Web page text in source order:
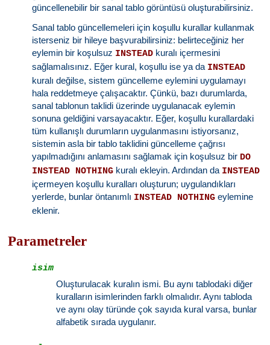
güncellenebilir bir sanal tablo görüntüsü oluşturabilirsiniz.
Sanal tablo güncellemeleri için koşullu kurallar kullanmak
isterseniz bir hileye başvurabilirsiniz: belirteceğiniz her
eylemin bir koşulsuz INSTEAD kuralı içermesini
sağlamalısınız. Eğer kural, koşullu ise ya da INSTEAD
kuralı değilse, sistem güncelleme eylemini uygulamayı
hala reddetmeye çalışacaktır. Çünkü, bazı durumlarda,
sanal tablonun taklidi üzerinde uygulanacak eylemin
sonuna geldiğini varsayacaktır. Eğer, koşullu kurallardaki
tüm kullanışlı durumların uygulanmasını istiyorsanız,
sistemin asla bir tablo taklidini güncelleme çağrısı
yapılmadığını anlamasını sağlamak için koşulsuz bir DO
INSTEAD NOTHING kuralı ekleyin. Ardından da INSTEAD
içermeyen koşullu kuralları oluşturun; uygulandıkları
yerlerde, bunlar öntanımlı INSTEAD NOTHING eylemine
eklenir.
Parametreler
isim
Oluşturulacak kuralın ismi. Bu aynı tablodaki diğer
kuralların isimlerinden farklı olmalıdır. Aynı tabloda
ve aynı olay türünde çok sayıda kural varsa, bunlar
alfabetik sırada uygulanır.